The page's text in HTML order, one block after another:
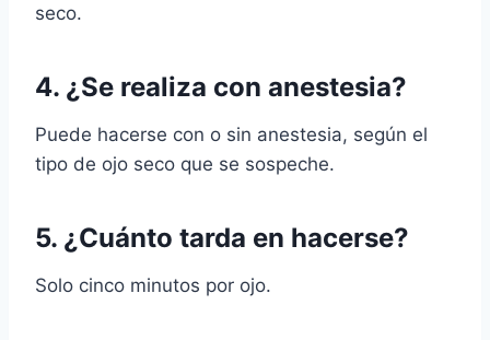
seco.
4. ¿Se realiza con anestesia?
Puede hacerse con o sin anestesia, según el
tipo de ojo seco que se sospeche.
5. ¿Cuánto tarda en hacerse?
Solo cinco minutos por ojo.